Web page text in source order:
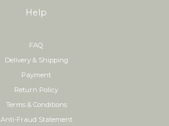
Help
FAQ
Delivery & Shipping
Payment
Return Policy
Terms & Conditions
Anti-Fraud Statement